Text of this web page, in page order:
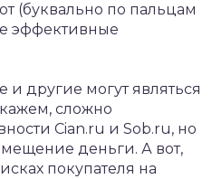
(буквально по пальцам
эффективные
и другие могут являться
сложно
Cian.ru и Sob.ru, но
деньги. А вот,
покупателя на